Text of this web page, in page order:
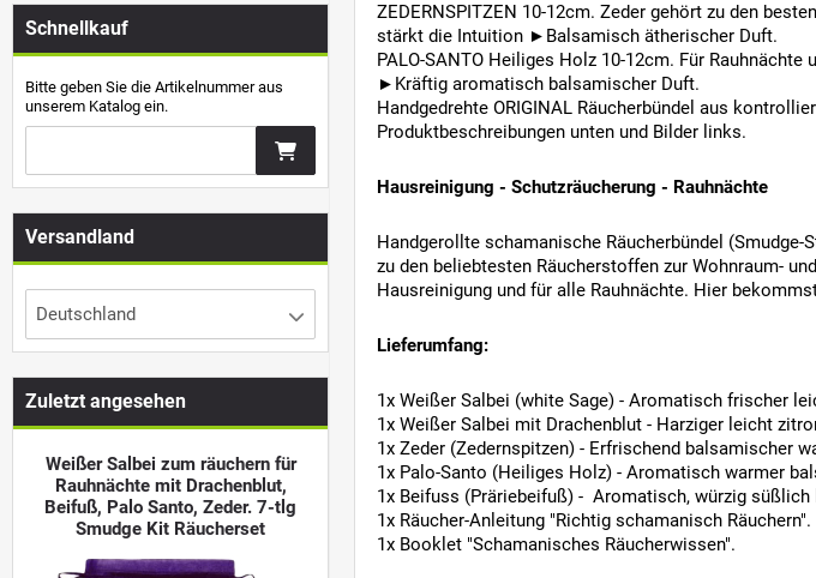
ZEDERNSPITZEN 10-12cm. Zeder gehört zu den
stärkt die Intuition ►Balsamisch ätherischer Duft.
PALO-SANTO Heiliges Holz 10-12cm. Für
►Kräftig aromatisch balsamischer Duft.
Handgedrehte ORIGINAL Räucherbündel aus
Produktbeschreibungen unten und Bilder links.
Hausreinigung - Schutzräucherung - Rauhnächte
Handgerollte schamanische Räucherbündel
zu den beliebtesten Räucherstoffen zur Wohnraum-
Hausreinigung und für alle Rauhnächte. Hier
Lieferumfang:
1x Weißer Salbei (white Sage) - Aromatisch frischer
1x Weißer Salbei mit Drachenblut - Harziger leicht
1x Zeder (Zedernspitzen) - Erfrischend balsamischer
1x Palo-Santo (Heiliges Holz) - Aromatisch warmer
1x Beifuss (Präriebeifuß) - Aromatisch, würzig süßlich
1x Räucher-Anleitung "Richtig schamanisch Räuchern".
1x Booklet "Schamanisches Räucherwissen".
Schnellkauf
Bitte geben Sie die Artikelnummer aus
unserem Katalog ein.
Versandland
Deutschland
Zuletzt angesehen
Weißer Salbei zum räuchern für
Rauhnächte mit Drachenblut,
Beifuß, Palo Santo, Zeder. 7-tlg
Smudge Kit Räucherset